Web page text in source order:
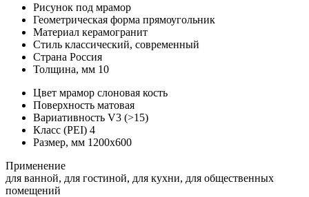
Рисунок под мрамор
Геометрическая форма прямоугольник
Материал керамогранит
Стиль классический, современный
Страна Россия
Толщина, мм 10
Цвет мрамор слоновая кость
Поверхность матовая
Вариативность V3 (>15)
Класс (PEI) 4
Размер, мм 1200х600
Применение
для ванной, для гостиной, для кухни, для общественных
помещений